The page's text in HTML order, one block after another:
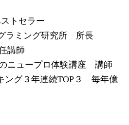
ストセラー
ラミング研究所 所長
講師
ニュープロ体験講座 講師
ング３年連続TOP３ 毎年億